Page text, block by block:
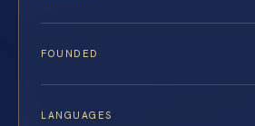
FOUNDED
LANGUAGES